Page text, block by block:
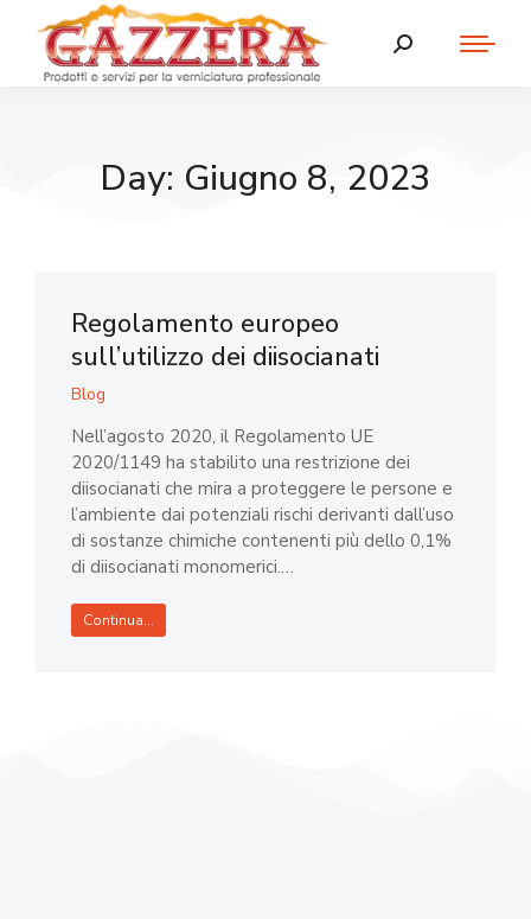
Day: Giugno 8, 2023
Regolamento europeo
sull’utilizzo dei diisocianati
Blog
Nell’agosto 2020, il Regolamento UE
2020/1149 ha stabilito una restrizione dei
diisocianati che mira a proteggere le persone e
l’ambiente dai potenziali rischi derivanti dall’uso
di sostanze chimiche contenenti più dello 0,1%
di diisocianati monomerici.…
Continua...